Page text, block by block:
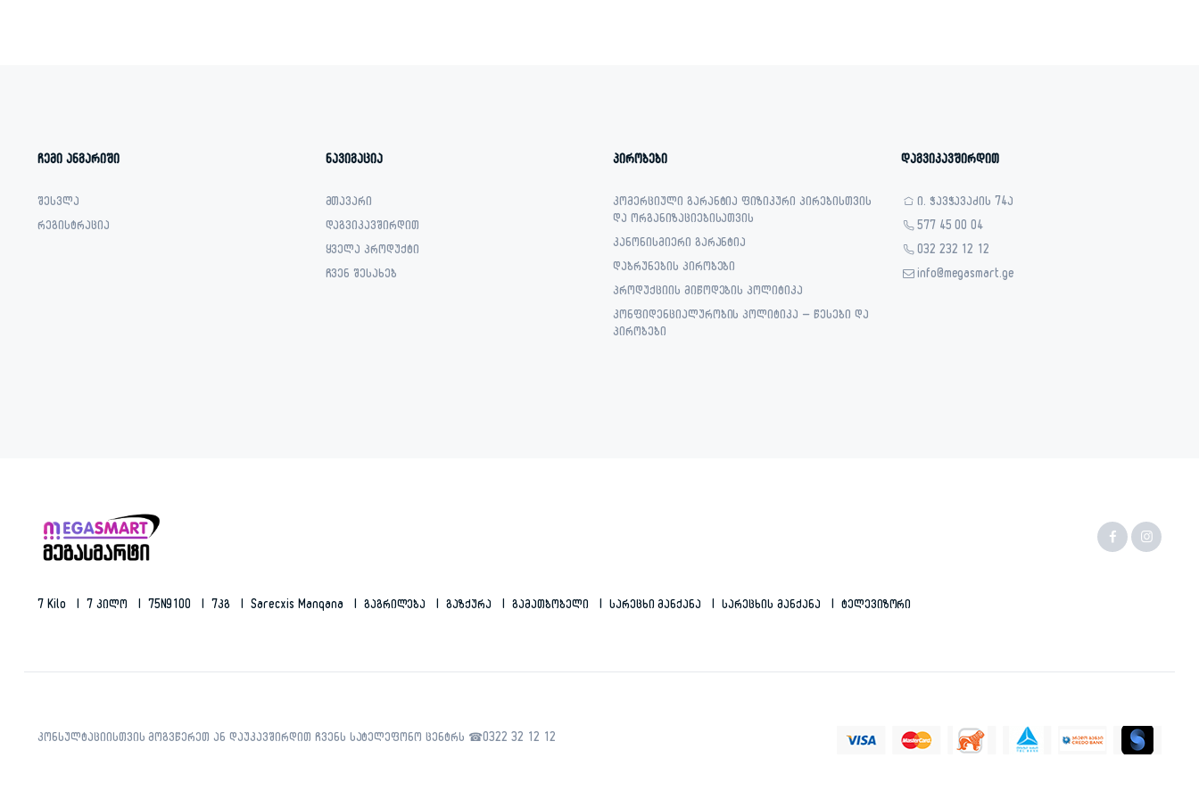
ჩემი ანგარიში
შესვლა
რეგისტრაცია
ნავიგაცია
მთავარი
დაგვიკავშირდით
ყველა პროდუქტი
ჩვენ შესახებ
პირობები
კომერციული გარანტია ფიზიკური პირებისთვის
და ორგანიზაციებისათვის
კანონისმიერი გარანტია
დაბრუნების პირობები
პროდუქციის მიწოდების პოლიტიკა
კონფიდენციალურობის პოლიტიკა – წესები და
პირობები
დაგვიკავშირდით
ი. ჭავჭავაძის 74ა
577 45 00 04
032 232 12 12
info@megasmart.ge
7 Kilo 7 Კილო 75N9100 7კგ Sarecxis Manqana Გაგრილება Გაზქურა Გამათბობელი Სარეცხი Მანქანა Სარეცხის Მანქანა Ტელევიზორი